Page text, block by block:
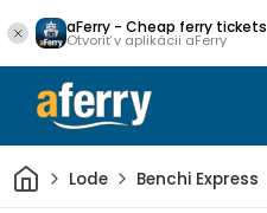
aFerry - Cheap ferry tickets
Otvoriť v aplikácii aFerry
Domov
Lode Benchi Express